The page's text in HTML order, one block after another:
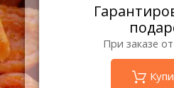
При заказе